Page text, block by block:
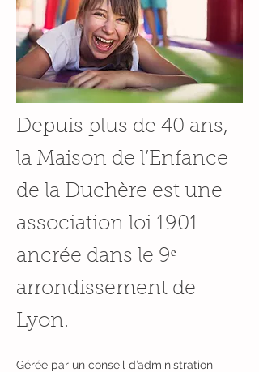
Depuis plus de 40 ans,
la Maison de l’Enfance
de la Duchère est une
association loi 1901
ancrée dans le 9ᵉ
arrondissement de
Lyon.
Gérée par un conseil d’administration